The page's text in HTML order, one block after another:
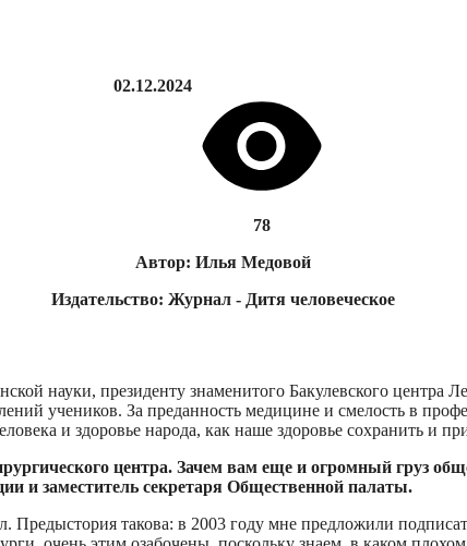
02.12.2024
78
Автор: Илья Медовой
Издательство: Журнал - Дитя человеческое
науки, президенту знаменитого Бакулевского центра
учеников. За преданность медицине и смелость в
и здоровье народа, как наше здоровье сохранить и
центра. Зачем вам еще и огромный груз
и заместитель секретаря Общественной палаты.
Предыстория такова: в 2003 году мне предложили